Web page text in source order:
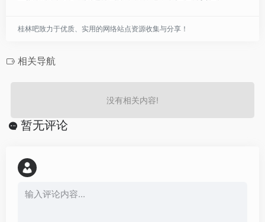
桂林吧致力于优质、实用的网络站点资源收集与分享！
相关导航
没有相关内容!
暂无评论